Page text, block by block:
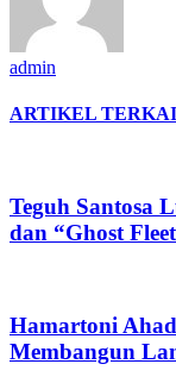
admin
ARTIKEL
Teguh Santosa
dan “Ghost
Hamartoni
Membangun